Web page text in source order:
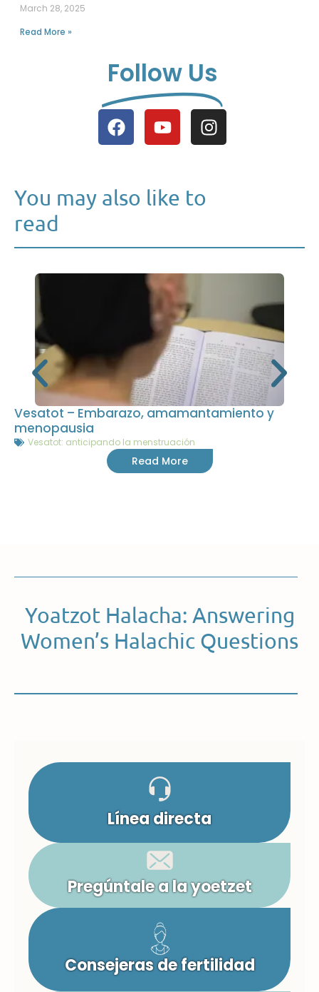
March 28, 2025
Read More »
Follow Us
You may also like to
read
Vesatot – Embarazo, amamantamiento y
menopausia
Vesatot: anticipando la menstruación
Read More
Yoatzot Halacha: Answering
Women’s Halachic Questions
Línea directa
Pregúntale a la yoetzet
Consejeras de fertilidad